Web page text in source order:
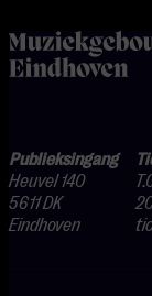
home
Publieksingang
Heuvel 140
5611 DK
Eindhoven